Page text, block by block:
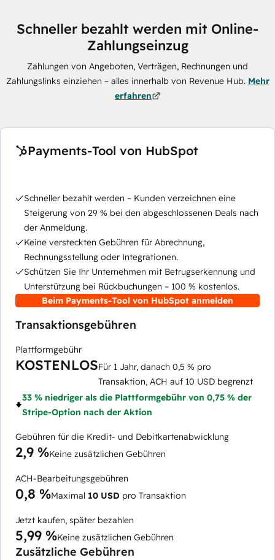
Schneller bezahlt werden mit Online-
Zahlungseinzug
Zahlungen von Angeboten, Verträgen, Rechnungen und
Zahlungslinks einziehen – alles innerhalb von Revenue Hub. Mehr
erfahren
Payments-Tool von HubSpot
Schneller bezahlt werden – Kunden verzeichnen eine
Steigerung von 29 % bei den abgeschlossenen Deals nach
der Anmeldung.
Keine versteckten Gebühren für Abrechnung,
Rechnungsstellung oder Integrationen.
Schützen Sie Ihr Unternehmen mit Betrugserkennung und
Unterstützung bei Rückbuchungen – 100 % kostenlos.
Beim Payments-Tool von HubSpot anmelden
Transaktionsgebühren
Plattformgebühr
KOSTENLOSFür 1 Jahr, danach 0,5 % pro
Transaktion, ACH auf 10 USD begrenzt
33 % niedriger als die Plattformgebühr von 0,75 % der
Stripe-Option nach der Aktion
Gebühren für die Kredit- und Debitkartenabwicklung
2,9 %Keine zusätzlichen Gebühren
ACH-Bearbeitungsgebühren
0,8 %Maximal 10 USD pro Transaktion
Jetzt kaufen, später bezahlen
5,99 %Keine zusätzlichen Gebühren
Zusätzliche Gebühren